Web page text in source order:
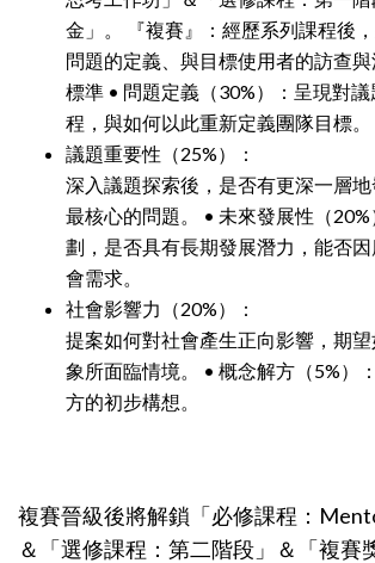
金」。 『複賽』：經歷系列課程後
問題的定義、與目標使用者的訪查
標準 • 問題定義（30%）：呈現對
程，與如何以此重新定義團隊目標。
議題重要性（25%）：
深入議題探索後，是否有更深一層
最核心的問題。 • 未來發展性（
劃，是否具有長期發展潛力，能否
會需求。
社會影響力（20%）：
提案如何對社會產生正向影響，期
象所面臨情境。 • 概念解方（5%）
方的初步構想。
複賽晉級後將解鎖「必修課程：
＆「選修課程：第二階段」＆「複賽